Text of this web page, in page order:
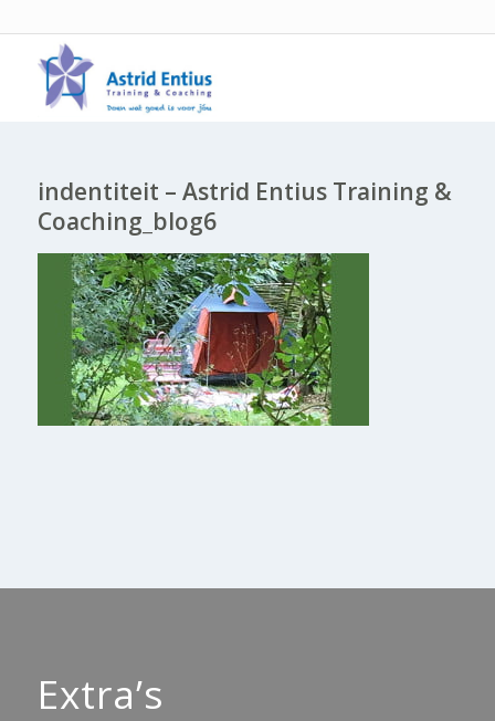
indentiteit – Astrid Entius Training &
Coaching_blog6
Extra’s